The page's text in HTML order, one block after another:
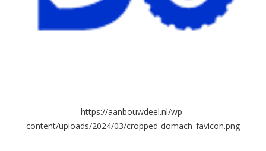
https://aanbouwdeel.nl/wp-
content/uploads/2024/03/cropped-domach_favicon.png